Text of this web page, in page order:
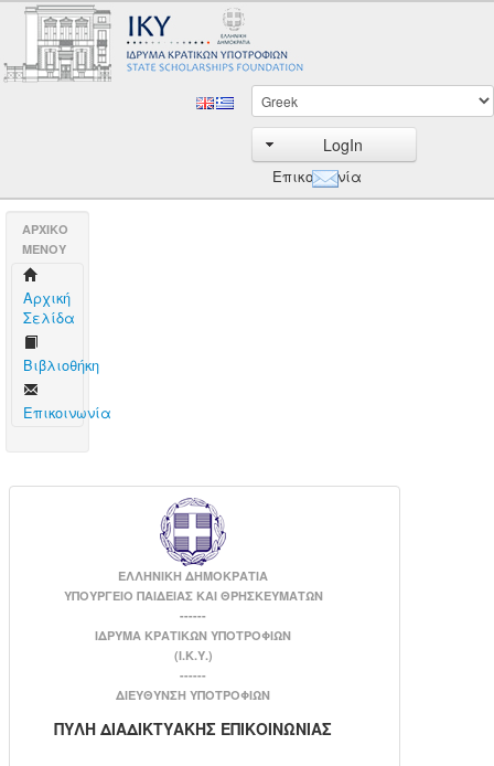
LogIn
Επικοινωνία
AΡΧΙΚΟ
ΜΕΝΟΥ
Aρχική
Σελίδα
Βιβλιοθήκη
Επικοινωνία
ΕΛΛΗΝΙΚΗ ΔΗΜΟΚΡΑΤΙΑ
ΥΠΟΥΡΓΕΙΟ ΠΑΙΔΕΙΑΣ ΚΑΙ ΘΡΗΣΚΕΥΜΑΤΩΝ
------
ΙΔΡΥΜΑ ΚΡΑΤΙΚΩΝ ΥΠΟΤΡΟΦΙΩΝ
(Ι.Κ.Υ.)
------
ΔΙΕΥΘΥΝΣΗ ΥΠΟΤΡΟΦΙΩΝ
ΠΥΛΗ ΔΙΑΔΙΚΤΥΑΚΗΣ ΕΠΙΚΟΙΝΩΝΙΑΣ